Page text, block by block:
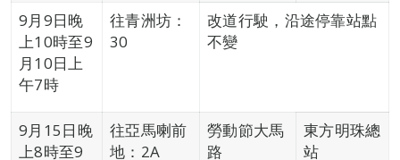
9月9日晚
上10時至9
月10日上
午7時
往青洲坊：
30
改道行駛，沿途停靠站點
不變
9月15日晚
上8時至9
往亞馬喇前
地：2A
勞動節大馬
路
東方明珠總
站